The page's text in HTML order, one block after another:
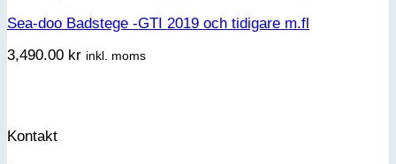
Sea-doo Badstege -GTI 2019 och tidigare m.fl
3,490.00 kr inkl. moms
Kontakt